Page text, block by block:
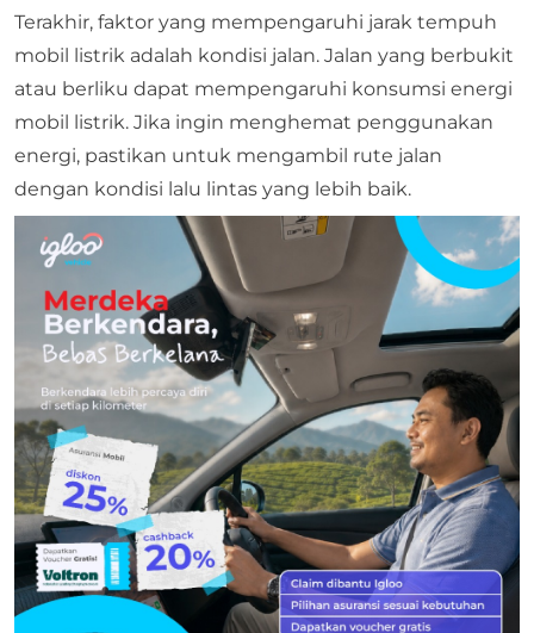
Terakhir, faktor yang mempengaruhi jarak tempuh
mobil listrik adalah kondisi jalan. Jalan yang berbukit
atau berliku dapat mempengaruhi konsumsi energi
mobil listrik. Jika ingin menghemat penggunakan
energi, pastikan untuk mengambil rute jalan
dengan kondisi lalu lintas yang lebih baik.